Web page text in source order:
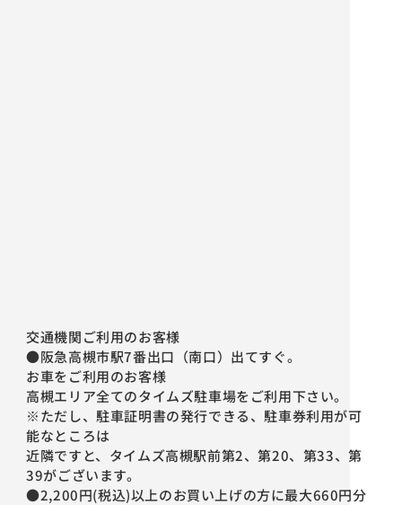
交通機関ご利用のお客様
●阪急高槻市駅7番出口（南口）出てすぐ。
お車をご利用のお客様
高槻エリア全てのタイムズ駐車場をご利用下さい。
※ただし、駐車証明書の発行できる、駐車券利用が可
能なところは
近隣ですと、タイムズ高槻駅前第2、第20、第33、第
39がございます。
●2,200円(税込)以上のお買い上げの方に最大660円分